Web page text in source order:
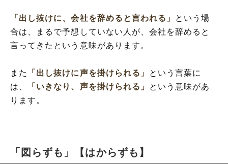
「出し抜けに、会社を辞めると言われる」
という場
合は、まるで予想していない人が、会社を辞めると
言ってきたという意味があります。
また 「出し抜けに声を掛けられる」
という言葉に
は、
「いきなり、声を掛けられる」
という意味があ
ります。
「図らずも」【はからずも】